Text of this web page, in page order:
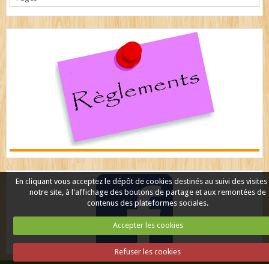
En cliquant vous acceptez le dépôt de cookies destinés au suivi des visites
notre site, à l'affichage des boutons de partage et aux remontées de
contenus des plateformes sociales.
Accepter les cookies
Refuser les cookies